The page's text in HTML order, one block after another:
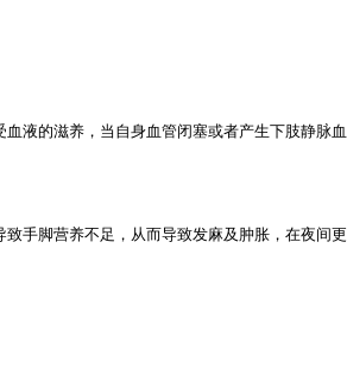
液的滋养，当自身血管闭塞或者产生下肢静脉血
手脚营养不足，从而导致发麻及肿胀，在夜间更